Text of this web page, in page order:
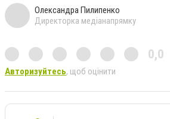
Олександра Пилипенко
Директорка медіанапрямку
0,0
Авторизуйтесь, щоб оцінити